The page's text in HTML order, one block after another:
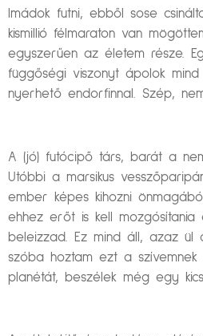
Imádok futni, ebből sose
kismillió félmaraton van
egyszerűen az életem része.
függőségi viszonyt ápolok
nyerhető endorfinnal. Szép,
A (jó) futócipő társ, barát a
Utóbbi a marsikus
ember képes kihozni
ehhez erőt is kell
beleizzad. Ez mind áll, azaz ül
szóba hoztam ezt a szívemnek
planétát, beszélek még egy